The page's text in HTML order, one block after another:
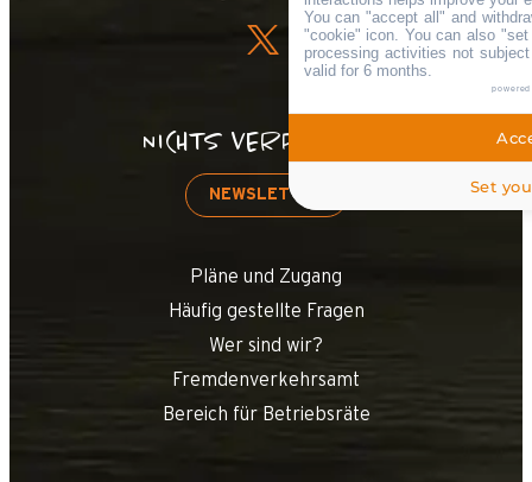
NICHTS VERPASSEN!
NEWSLETTER
Pläne und Zugang
Häufig gestellte Fragen
Wer sind wir?
Fremdenverkehrsamt
Bereich für Betriebsräte
You can "accept all" and
"cookie" icon. You can also
processing activities not
valid for 6 months.
Set